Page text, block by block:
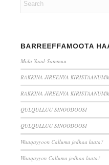
BARREEFFAMOOTA
Miila Yaad-Sammuu
RAKKINA JIREENYA
RAKKINA JIREENYA
QULQULLUU SINOODOOSI
QULQULLUU SINOODOOSI
Waaqayyoon Calluma jedhaa laata?
Waaqayyon Calluma jedhaa laata?